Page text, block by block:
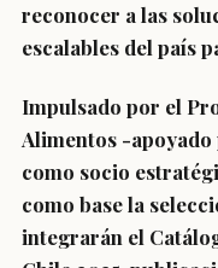
reconocer a las
escalables del país
Impulsado por el
Alimentos -
como socio
como base la
integrarán el